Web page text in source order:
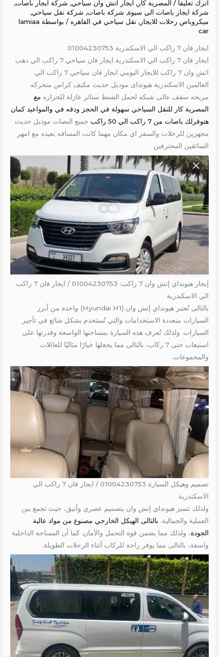
اترك تعليقاً / المصرية كار, ايجار اتش وان سياحي, شركة ايجار باصات,
شركة ايجار باصات الي سيوة, شركة باصات, شركة نقل سياحي,
ميكروباص رحلات للايجار, نقل سياحي في القاهره / بواسطة lamiaa
car
ايجار فان 7 راكب الي الاسكندرية 01004230753
ايجار فان 7 راكب الي الاسكندرية ايجار فان سياحي 7 راكب الي دهب
اتش وان 7 راكب للايجار اليومي ايجار فان سياحي 7 راكب الي
العالمين الاسكندرية هيونداى موديل حديث مكيف كراس متحركه
مريحه سقف عالى شبكه لحمل الشنط ستائر عازلة للحراره مع
المصرية كار للنقل السياحي سهولة في الحجز ودقه في والمواعيد كمان
هتوفرلك باصات من 7 راكب الي 50 راكب
جميع البصات موديل حديث
مجهزين للرحلات والسفر اي مكان مهما كانت المسافه بعيده مع امهر
السائقين المحترفين
إيجار هيونداي إتش وان 7 راكب: 01004230753 / ايجار فان 7 راكب
الي الاسكندرية
بالتالى تُعتبر هيونداي إتش وان (Hyundai H1) واحدة من أبرز
السيارات متعددة الاستخدامات والتي تُستخدم بشكل شائع في تأجير
السيارات. ولذلك تُعرف هذه السيارة بمساحتها الواسعة وقدرتها على
استيعاب حتى 7 ركاب، بالتالى مما يجعلها خيارًا مثاليًا للعائلات
والمجموعات.
تصميم وهيكل السيارة 01004230753 / ايجار فان 7 راكب الي
الاسكندرية
ولذلك تتميز هيونداي إتش وان بتصميم عصري وأنيق، حيث تجمع بين
العملية والجمالية. بالتالى الهيكل الخارجي مصنوع من مواد عالية
الجودة، ولذلك مما يضمن قوة التحمل والأمان. كما أن المساحة الداخلية
واسعة، بالتالى مما يوفر راحة للركاب أثناء الرحلات الطويلة.